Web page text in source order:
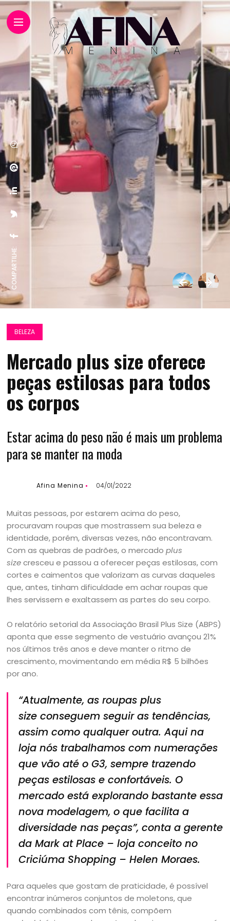
COMPARTILHE:
BELEZA
Mercado plus size oferece
peças estilosas para todos
os corpos
Estar acima do peso não é mais um problema
para se manter na moda
Afina Menina 04/01/2022
Muitas pessoas, por estarem acima do peso,
procuravam roupas que mostrassem sua beleza e
identidade, porém, diversas vezes, não encontravam.
Com as quebras de padrões, o mercadoplus
sizecresceu e passou a oferecer peças estilosas, com
cortes e caimentos que valorizam as curvas daqueles
que, antes, tinham dificuldade em achar roupas que
lhes servissem e exaltassem as partes do seu corpo.
O relatório setorial da Associação Brasil Plus Size (ABPS)
aponta que esse segmento de vestuário avançou 21%
nos últimos três anos e deve manter o ritmo de
crescimento, movimentando em média R$ 5 bilhões
por ano.
“Atualmente, as roupasplus
size conseguem seguir as tendências,
assim como qualquer outra. Aqui na
loja nós trabalhamos com numerações
que vão até o G3, sempre trazendo
peças estilosas e confortáveis. O
mercado está explorando bastante essa
nova modelagem, o que facilita a
diversidade nas peças”, conta a gerente
da Mark at Place – loja conceito no
Criciúma Shopping – Helen Moraes.
Para aqueles que gostam de praticidade, é possível
encontrar inúmeros conjuntos de moletons, que
quando combinados com tênis, compõem